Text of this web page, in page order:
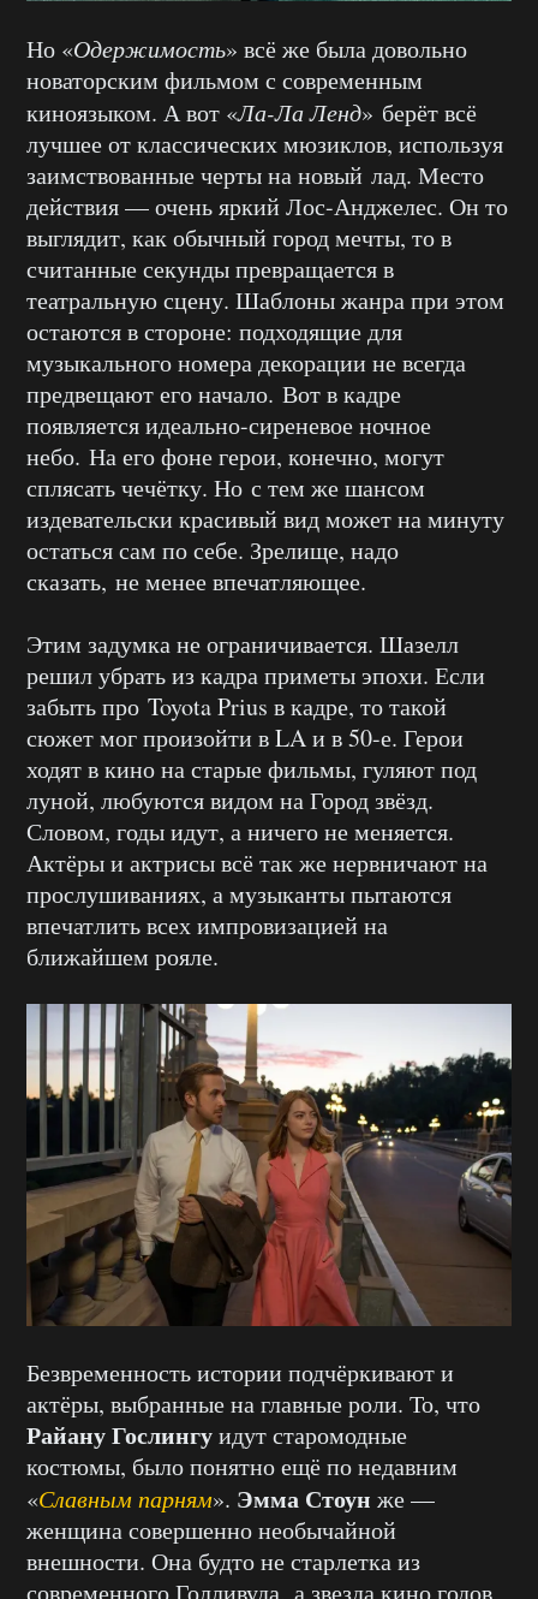
Но «Одержимость» всё же была довольно
новаторским фильмом с современным
киноязыком. А вот «Ла-Ла Ленд» берёт всё
лучшее от классических мюзиклов, используя
заимствованные черты на новый лад. Место
действия — очень яркий Лос-Анджелес. Он то
выглядит, как обычный город мечты, то в
считанные секунды превращается в
театральную сцену. Шаблоны жанра при этом
остаются в стороне: подходящие для
музыкального номера декорации не всегда
предвещают его начало. Вот в кадре
появляется идеально-сиреневое ночное
небо. На его фоне герои, конечно, могут
сплясать чечётку. Но с тем же шансом
издевательски красивый вид может на минуту
остаться сам по себе. Зрелище, надо
сказать, не менее впечатляющее.
Этим задумка не ограничивается. Шазелл
решил убрать из кадра приметы эпохи. Если
забыть про Toyota Prius в кадре, то такой
сюжет мог произойти в LA и в 50-е. Герои
ходят в кино на старые фильмы, гуляют под
луной, любуются видом на Город звёзд.
Словом, годы идут, а ничего не меняется.
Актёры и актрисы всё так же нервничают на
прослушиваниях, а музыканты пытаются
впечатлить всех импровизацией на
ближайшем рояле.
Безвременность истории подчёркивают и
актёры, выбранные на главные роли. То, что
Райану Гослингуидут старомодные
костюмы, было понятно ещё по недавним
«Славным парням». Эмма Стоун же —
женщина совершенно необычайной
внешности. Она будто не старлетка из
современного Голливуда, а звезда кино годов